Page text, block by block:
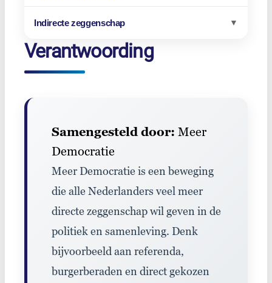
Indirecte zeggenschap ▼
Verantwoording
Samengesteld door: Meer
Democratie
Meer Democratie is een beweging
die alle Nederlanders veel meer
directe zeggenschap wil geven in de
politiek en samenleving. Denk
bijvoorbeeld aan referenda,
burgerberaden en direct gekozen